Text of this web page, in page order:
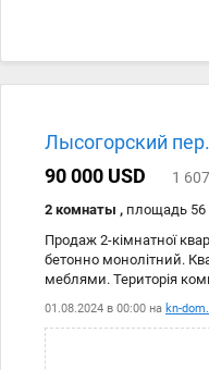
Лысогорский пер.
90 000 USD
1
2 комнаты , площадь 56
Продаж 2-кімнатної
бетонно монолітний.
меблями. Територія
01.08.2024 в 00:00 на kn-